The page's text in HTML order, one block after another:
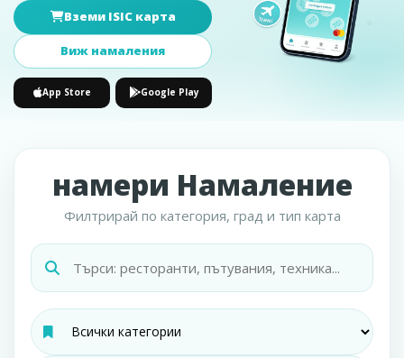
Вземи ISIC карта
Виж намаления
App Store Google Play
Специални
предложения ×
намери Намаление
Филтрирай по категория, град и тип карта